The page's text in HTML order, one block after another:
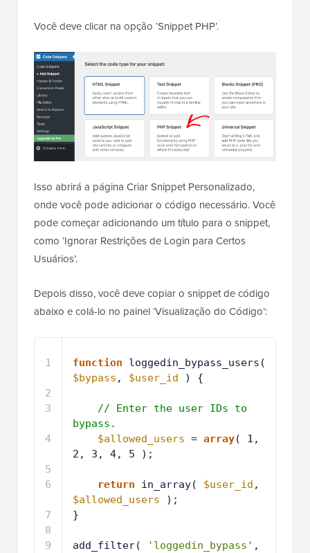
Você deve clicar na opção ‘Snippet PHP’.
Isso abrirá a página Criar Snippet Personalizado,
onde você pode adicionar o código necessário. Você
pode começar adicionando um título para o snippet,
como ‘Ignorar Restrições de Login para Certos
Usuários’.
Depois disso, você deve copiar o snippet de código
abaixo e colá-lo no painel ‘Visualização do Código’:
1
2
3
4
5
6
7
8
9
function
$bypass , $user_id ) {
// Enter the user IDs to
bypass.
$allowed_users = array( 1,
2, 3, 4, 5 );
return in_array( $user_id
$allowed_users
);
}
add_filter( 'loggedin_bypass'